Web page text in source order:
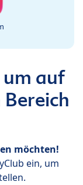
um auf
möchten!
ein, um